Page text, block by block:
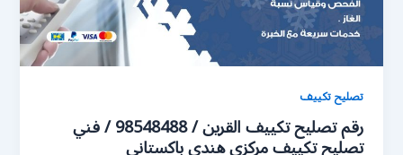
تصليح تكييف
رقم تصليح تكييف القرين / 98548488 / فني
تصليح تكييف مركزي هندي باكستاني